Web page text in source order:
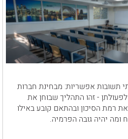
תשובות אפשריות: מבחינת חברות
- זהו התהליך שבוחן את
רמת הסיכון ובהתאם קובע באילו
ומה יהיה גובה הפרמיה.